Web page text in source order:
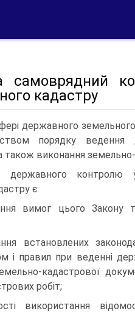
кадастру
державного
порядку
також виконання
державного контролю
є:
вимог цього Закону
встановлених
і правил при веденні
кадастрової
робіт;
використання